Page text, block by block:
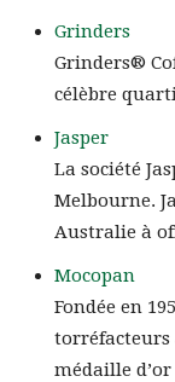
Grinders
Grinders®
célèbre
Jasper
La société
Melbourne.
Australie à
Mocopan
Fondée en
torréfacteurs
médaille